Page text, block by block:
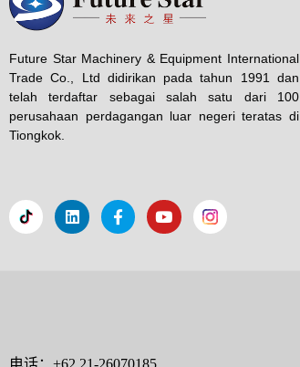
Future Star Machinery & Equipment International
Trade Co., Ltd didirikan pada tahun 1991 dan
telah terdaftar sebagai salah satu dari 100
perusahaan perdagangan luar negeri teratas di
Tiongkok.